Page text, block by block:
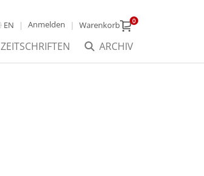
EN Anmelden Warenkorb 0
ARCHIV
ZEITSCHRIFTEN